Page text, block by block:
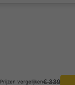
Prijzen vergelijken€ 339